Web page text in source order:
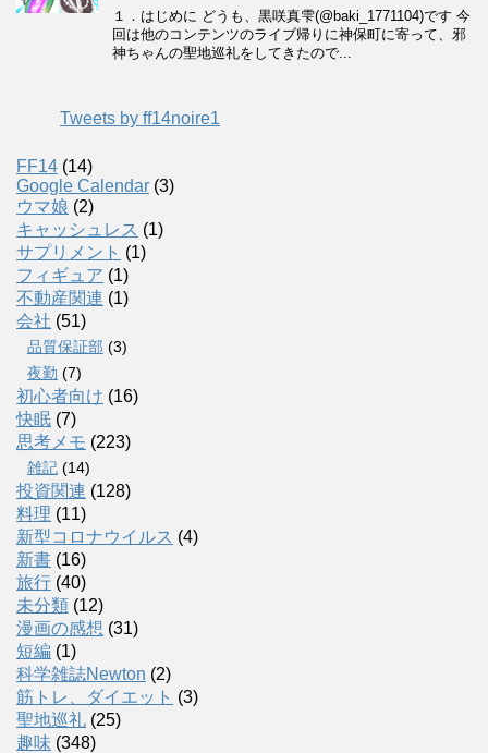
Tweets by ff14noire1
FF14 (14)
Google Calendar (3)
ウマ娘 (2)
キャッシュレス (1)
サプリメント (1)
フィギュア (1)
不動産関連 (1)
会社 (51)
品質保証部 (3)
夜勤 (7)
初心者向け (16)
快眠 (7)
思考メモ (223)
雑記 (14)
投資関連 (128)
料理 (11)
新型コロナウイルス (4)
新書 (16)
旅行 (40)
未分類 (12)
漫画の感想 (31)
短編 (1)
科学雑誌Newton (2)
筋トレ、ダイエット (3)
聖地巡礼 (25)
趣味 (348)